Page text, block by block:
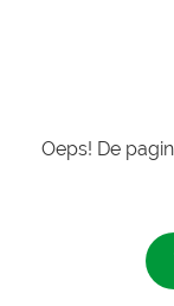
Oeps! De